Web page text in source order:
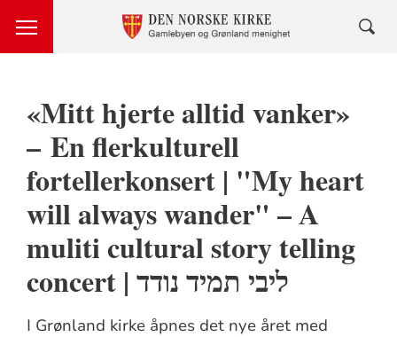
«Mitt hjerte alltid vanker»
– En flerkulturell
fortellerkonsert | "My heart
will always wander" – A
muliti cultural story telling
concert | ליבי תמיד נודד
I Grønland kirke åpnes det nye året med